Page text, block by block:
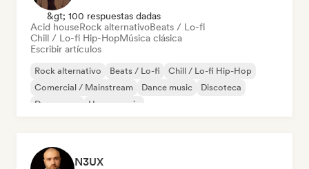
&gt; 100 respuestas dadas
Acid houseRock alternativoBeats / Lo-fi
Chill / Lo-fi Hip-HopMúsica clásica
Escribir artículos
Rock alternativo Beats / Lo-fi
Chill / Lo-fi Hip-Hop
Comercial / Mainstream
Dance music
Discoteca
Dream pop
House music
N3UX